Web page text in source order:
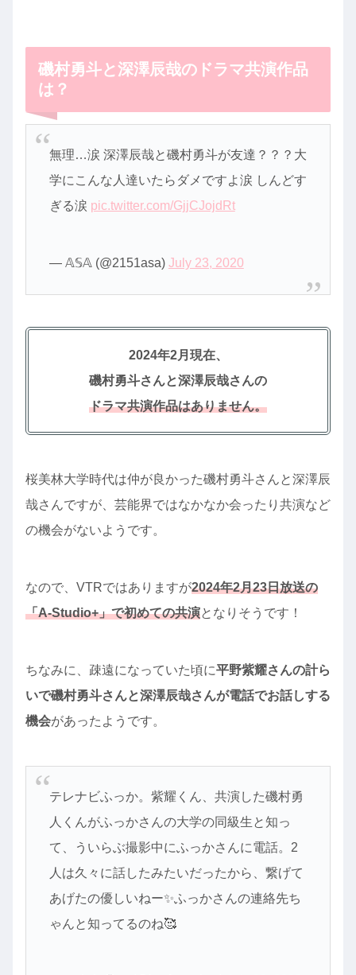
磯村勇斗と深澤辰哉のドラマ共演作品
は？
無理…涙 深澤辰哉と磯村勇斗が友達？？？大
学にこんな人達いたらダメですよ涙 しんどす
ぎる涙 pic.twitter.com/GjjCJojdRt
— 𝔸𝕊𝔸 (@2151asa) July 23, 2020
2024年2月現在、
磯村勇斗さんと深澤辰哉さんの
ドラマ共演作品はありません。
桜美林大学時代は仲が良かった磯村勇斗さんと深澤辰
哉さんですが、芸能界ではなかなか会ったり共演など
の機会がないようです。
なので、VTRではありますが2024年2月23日放送の
「A-Studio+」で初めての共演となりそうです！
ちなみに、疎遠になっていた頃に平野紫耀さんの計ら
いで磯村勇斗さんと深澤辰哉さんが電話でお話しする
機会があったようです。
テレナビふっか。紫耀くん、共演した磯村勇
人くんがふっかさんの大学の同級生と知っ
て、ういらぶ撮影中にふっかさんに電話。2
人は久々に話したみたいだったから、繋げて
あげたの優しいねー✨ふっかさんの連絡先ち
ゃんと知ってるのね🥰